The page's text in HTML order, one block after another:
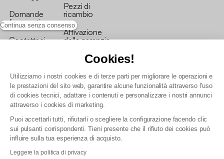
Continua senza consenso
Cookies!
Utilizziamo i nostri cookies e di terze parti per migliorare le operazioni e
le prestazioni del sito web, garantire alcune funzionalità attraverso l'uso
di cookies tecnici, adattare i contenuti e personalizzare i nostri annunci
attraverso i cookies di marketing.
Puoi accettarli tutti, rifiutarli o scegliere la configurazione facendo clic
sui pulsanti corrispondenti. Tieni presente che il rifiuto dei cookies può
influire sulla tua esperienza di acquisto.
Leggere la politica di privacy
Domande
frequenti
Contattaci
Pezzi di
ricambio
Attivazione
della garanzia
Condizioni generali vendita
Politica di gestione dei dati personali e dei cookie
Condizioni generali di vendita per clienti professionali
Dichiarazione di accessibilità